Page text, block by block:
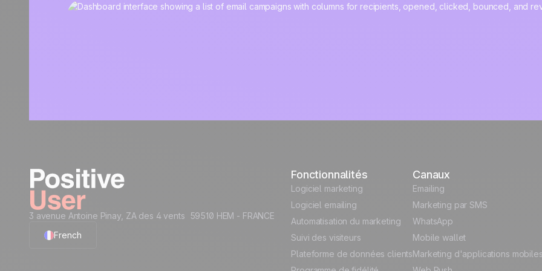
3 avenue Antoine Pinay, ZA des 4 vents 59510 HEM - FRANCE
French
Fonctionnalités
Logiciel marketing
Logiciel emailing
Automatisation du marketing
Suivi des visiteurs
Plateforme de données clients
Canaux
Emailing
Marketing par SMS
WhatsApp
Mobile wallet
Marketing d'applications